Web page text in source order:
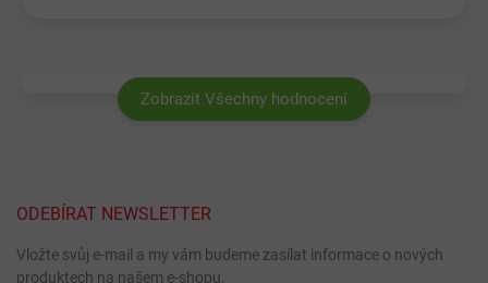
Zobrazit Všechny hodnocení
ODEBÍRAT NEWSLETTER
Vložte svůj e-mail a my vám budeme zasílat informace o nových
produktech na našem e-shopu.